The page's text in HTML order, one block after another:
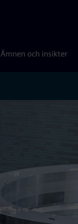
Ämnen och insikter